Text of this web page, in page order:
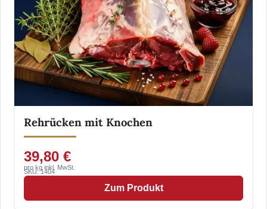
Rehrücken mit Knochen
39,80 €
pro kg inkl. MwSt.
SKU: 1404
Zum Produkt